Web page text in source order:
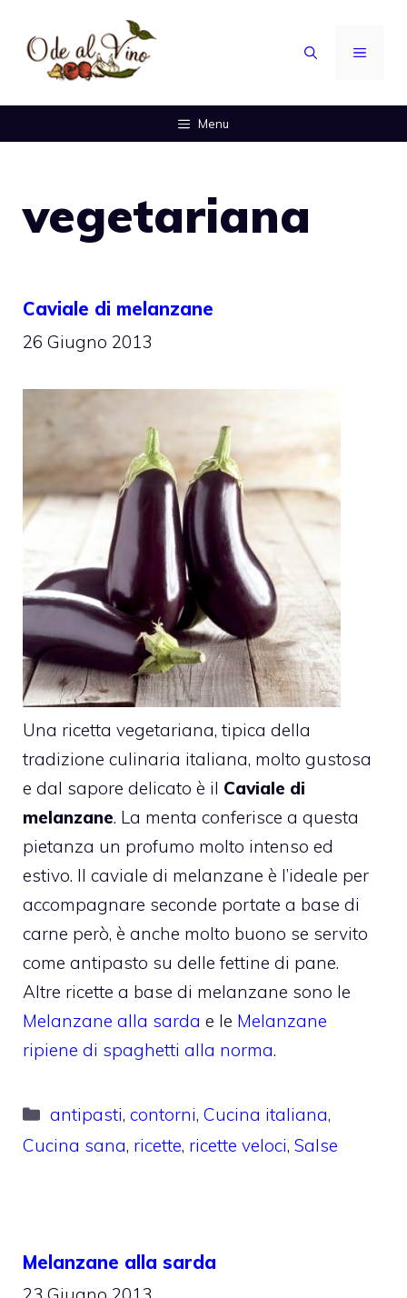
contenuto
MENU
Menu
vegetariana
Caviale di melanzane
26 Giugno 2013
Una ricetta vegetariana, tipica della
tradizione culinaria italiana, molto gustosa
e dal sapore delicato è il Caviale di
melanzane. La menta conferisce a questa
pietanza un profumo molto intenso ed
estivo. Il caviale di melanzane è l’ideale per
accompagnare seconde portate a base di
carne però, è anche molto buono se servito
come antipasto su delle fettine di pane.
Altre ricette a base di melanzane sono le
Melanzane alla sarda e le Melanzane
ripiene di spaghetti alla norma.
Categorie
antipasti,contorni,Cucina italiana,
Cucina sana, ricette, ricette veloci, Salse
Melanzane alla sarda